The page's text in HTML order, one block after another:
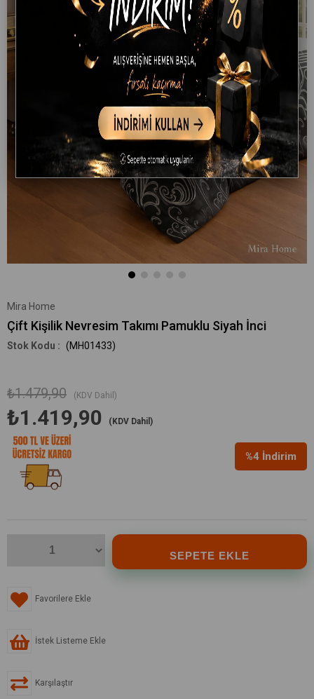
Mira Home
Çift Kişilik Nevresim Takımı Pamuklu Siyah İnci
(MH01433)
%4 İndirim
₺1.479,90 (KDV Dahil)
₺1.419,90 (KDV Dahil)
Favorilere Ekle
İstek Listeme Ekle
Karşılaştır